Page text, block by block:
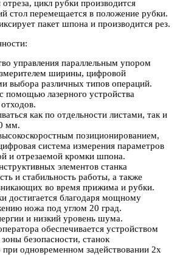
цикл рубки производится
стол перемещается в положение рубки.
пакет шпона и производится рез.
управления параллельным упором
ширины, цифровой
выбора различных типов операций.
помощью лазерного устройства
как по отдельности листами, так и
мм.
позиционированием,
система измерения параметров
и отрезаемой кромки шпона.
элементов станка
и стабильность работы, а также
во время прижима и рубки.
достигается благодаря мощному
ножа под углом 20 град.
и низкий уровень шума.
обеспечивается устройством
безопасности, станок
одновременном задействовании 2х